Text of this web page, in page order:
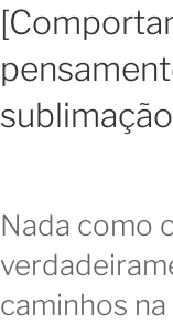
Nada como
caminhos